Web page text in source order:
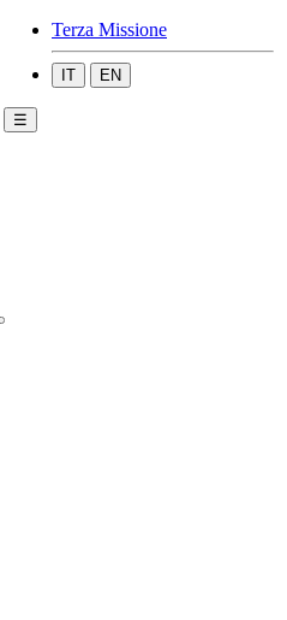
Terza Missione
IT EN
☰